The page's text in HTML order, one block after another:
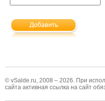
© vSalde.ru, 2008 – 2026. При
сайта активная ссылка на сайт